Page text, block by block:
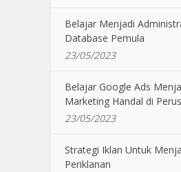
Belajar Menjadi
Database Pemula
23/05/2023
Belajar Google Ads
Marketing Handal di
23/05/2023
Strategi Iklan Untuk
Periklanan